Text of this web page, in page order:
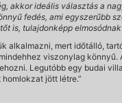
akkor ideális választás a
fedés, ami egyszerűbb
is, tulajdonképp
alkalmazni, mert időtálló,
viszonylag
Legutóbb egy budai
jött létre.”